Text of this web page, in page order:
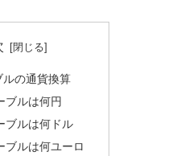
の通貨換算
ブルは何円
ブルは何ドル
ブルは何ユーロ